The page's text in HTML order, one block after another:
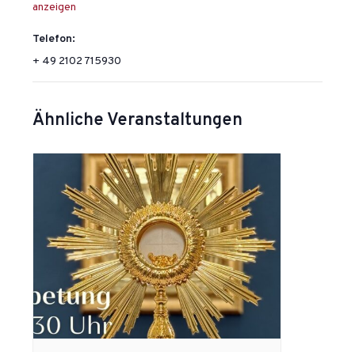
anzeigen
Telefon:
+ 49 2102 715930
Ähnliche Veranstaltungen